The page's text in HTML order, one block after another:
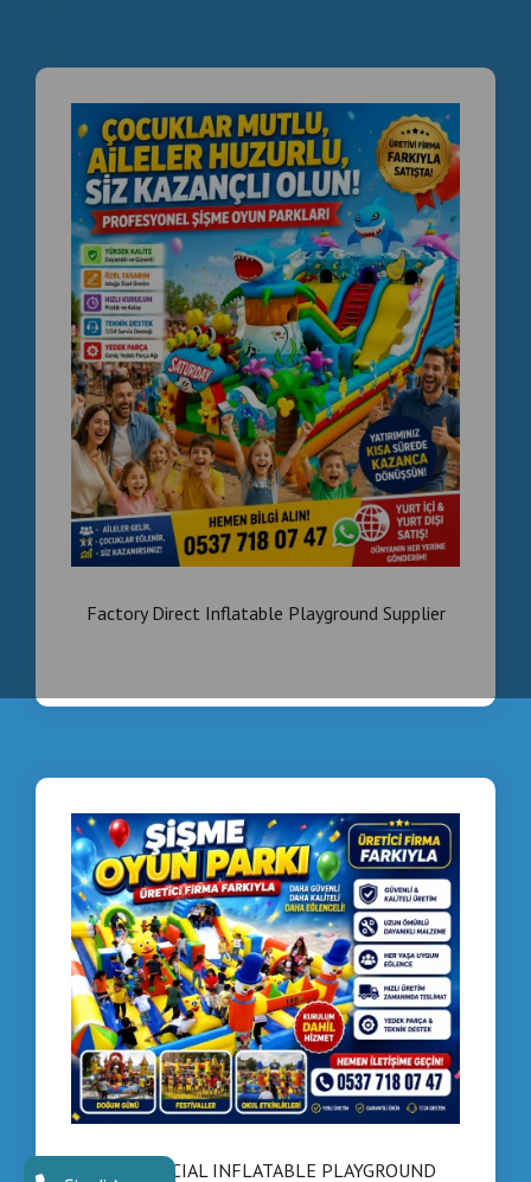
YAPTIĞIMIZ SİSTEMLER
✔ Şişme oyun parkı
✔ Şişme kaydırak sistemleri
✔ Balon park çözümleri
✔ Çocuk oyun alanları
✔ Festival & organizasyon parkları
✔ Commercial inflatable park sistemleri
💰 NEDEN ŞİŞME OYUN
PARKI?
✔ Çocukların yoğun ilgisini çeker
✔ AVM etkinliklerinde dikkat oluşturur
🌍 BALKAN ÜLKELERİNE
İHRACAT
📦 Avrupa standartlarında üretim
✈️ Balkan ülkelerine hızlı sevkiyat
🤝 Toptan satış & distribütörlük fırsatı
📲 HEMEN İLETİŞİM
📞 +90 537 718 07 47
💬 WhatsApp: +90 535 989 04 29
⚡ Yaz sezonu için yoğun sipariş başladı!
Factory Direct Inflatable Playground Supplier
COMMERCIAL INFLATABLE PLAYGROUND